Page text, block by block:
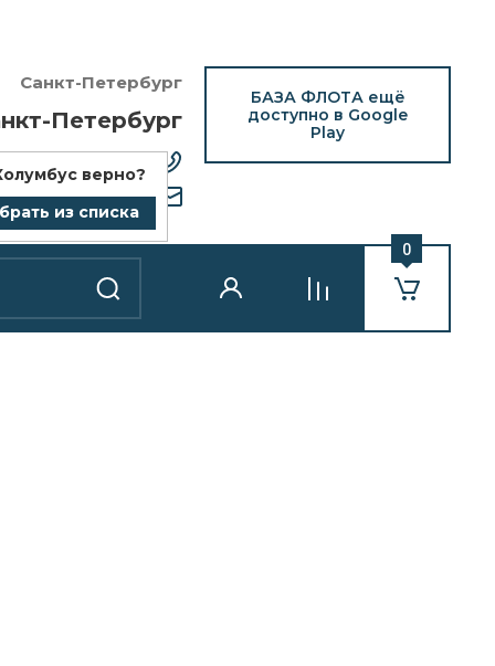
Санкт-Петербург
Петербург
верно?
из списка
418-25-77
БАЗА ФЛОТА ещё
доступно в Google
Play
0